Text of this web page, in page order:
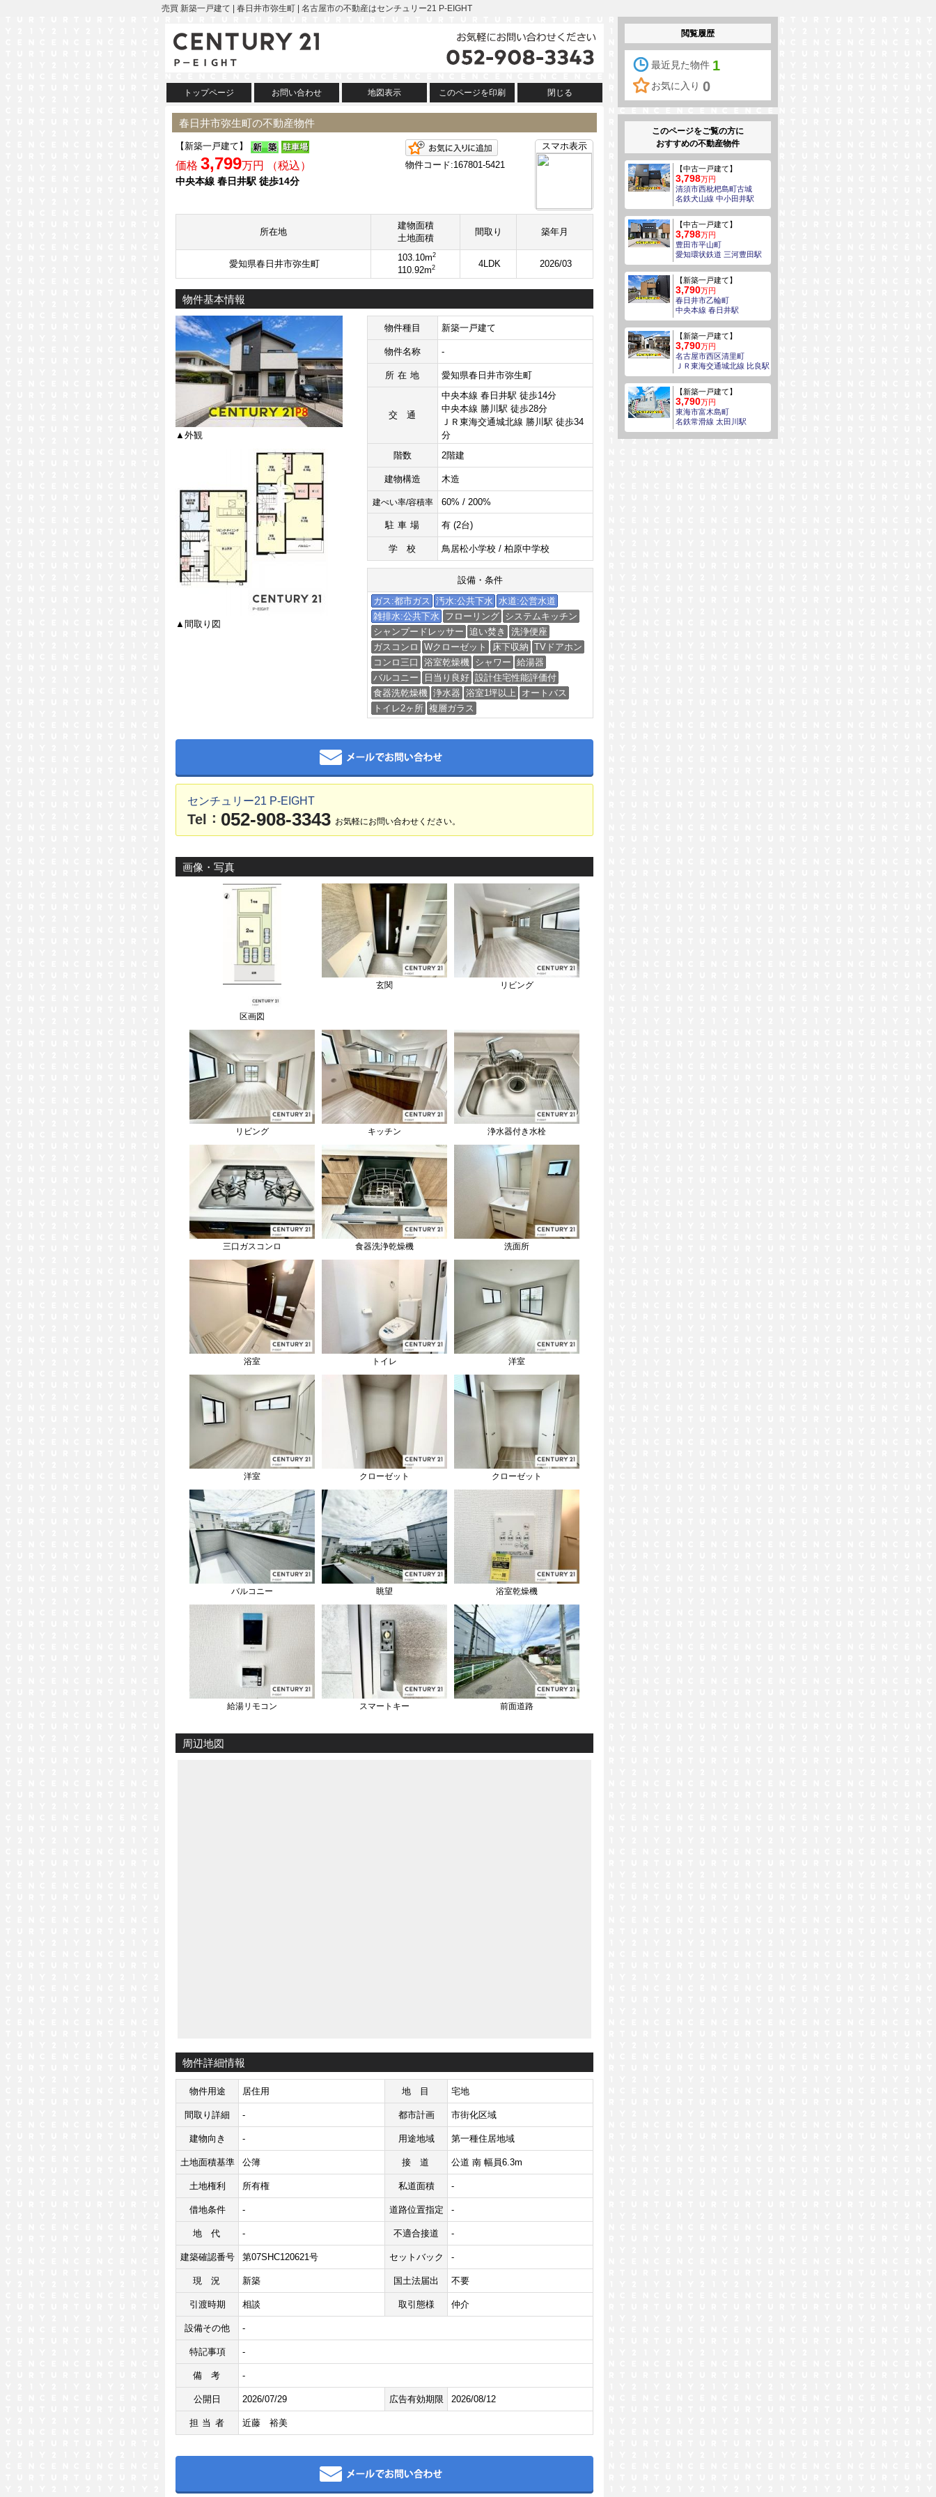
売買 新築一戸建て | 春日井市弥生町 | 名古屋市の不動産はセンチュリー21 P-EIGHT
トップページ お問い合わせ 地図表示 このページを印刷 閉じる
春日井市弥生町の不動産物件
【新築一戸建て】
価格 3,799万円 （税込）
中央本線 春日井駅 徒歩14分
スマホ表示
お気に入りに追加
物件コード:167801-5421
所在地
建物面積
土地面積
間取り 築年月
愛知県春日井市弥生町
103.10m2
110.92m2 4LDK 2026/03
物件基本情報
▲外観
▲間取り図
物件種目 新築一戸建て
物件名称 -
所在地 愛知県春日井市弥生町
交通
中央本線 春日井駅 徒歩14分
中央本線 勝川駅 徒歩28分
ＪＲ東海交通城北線 勝川駅 徒歩34
分
階数
2階建
建物構造 木造
建ぺい率/容積率 60% / 200%
駐車場 有 (2台)
学校 鳥居松小学校 / 柏原中学校
設備・条件
ガス:都市ガス
汚水:公共下水 水道:公営水道
雑排水:公共下水 フローリング システムキッチン
シャンプードレッサー 追い焚き
洗浄便座
ガスコンロ
Wクローゼット 床下収納 TVドアホン
コンロ三口
浴室乾燥機 シャワー 給湯器
バルコニー
日当り良好 設計住宅性能評価付
食器洗乾燥機 浄水器 浴室1坪以上
オートバス
トイレ2ヶ所 複層ガラス
センチュリー21 P-EIGHT
Tel ： 052-908-3343 お気軽にお問い合わせください。
画像・写真
区画図
玄関 リビング
リビング キッチン 浄水器付き水栓
三口ガスコンロ 食器洗浄乾燥機 洗面所
浴室 トイレ 洋室
洋室 クローゼット クローゼット
バルコニー 眺望 浴室乾燥機
給湯リモコン スマートキー 前面道路
周辺地図
物件詳細情報
物件用途 居住用 地目 宅地
間取り詳細 - 都市計画 市街化区域
建物向き - 用途地域 第一種住居地域
土地面積基準 公簿 接道 公道 南 幅員6.3m
土地権利 所有権 私道面積 -
借地条件 - 道路位置指定 -
地代 - 不適合接道 -
建築確認番号 第07SHC120621号 セットバック -
現況 新築 国土法届出 不要
引渡時期 相談 取引態様 仲介
設備その他 -
特記事項 -
備考 -
公開日 2026/07/29 広告有効期限 2026/08/12
担当者 近藤 裕美
閲覧履歴
最近見た物件 1
お気に入り 0
このページをご覧の方に
おすすめの不動産物件
【中古一戸建て】
3,798万円
清須市西枇杷島町古城
名鉄犬山線 中小田井駅
【中古一戸建て】
3,798万円
豊田市平山町
愛知環状鉄道 三河豊田駅
【新築一戸建て】
3,790万円
春日井市乙輪町
中央本線 春日井駅
【新築一戸建て】
3,790万円
名古屋市西区清里町
ＪＲ東海交通城北線 比良駅
【新築一戸建て】
3,790万円
東海市富木島町
名鉄常滑線 太田川駅